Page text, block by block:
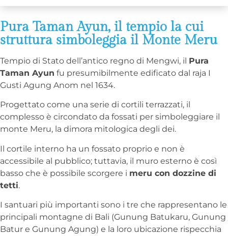
Pura Taman Ayun, il tempio la cui
struttura simboleggia il Monte Meru
Tempio di Stato dell’antico regno di Mengwi, il Pura
Taman Ayun fu presumibilmente edificato dal raja I
Gusti Agung Anom nel 1634.
Progettato come una serie di cortili terrazzati, il
complesso è circondato da fossati per simboleggiare il
monte Meru, la dimora mitologica degli dei.
Il cortile interno ha un fossato proprio e non è
accessibile al pubblico; tuttavia, il muro esterno è così
basso che è possibile scorgere i meru con dozzine di
tetti.
I santuari più importanti sono i tre che rappresentano le
principali montagne di Bali (Gunung Batukaru, Gunung
Batur e Gunung Agung) e la loro ubicazione rispecchia